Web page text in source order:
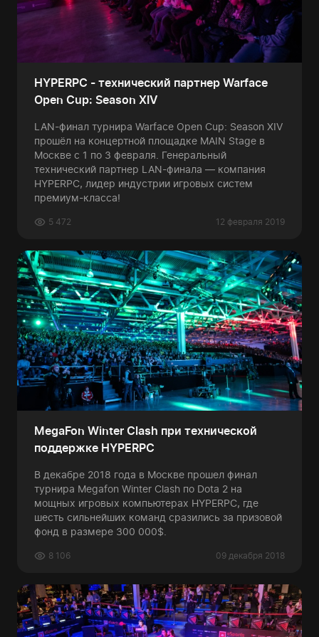
HYPERPC - технический партнер Warface
Open Cup: Season XIV
LAN-финал турнира Warface Open Cup: Season XIV
прошёл на концертной площадке MAIN Stage в
Москве с 1 по 3 февраля. Генеральный
технический партнер LAN-финала — компания
HYPERPC, лидер индустрии игровых систем
премиум-класса!
12 февраля 2019
5 472
MegaFon Winter Clash при технической
поддержке HYPERPC
В декабре 2018 года в Москве прошел финал
турнира Megafon Winter Clash по Dota 2 на
мощных игровых компьютерах HYPERPC, где
шесть сильнейших команд сразились за призовой
фонд в размере 300 000$.
09 декабря 2018
8 106